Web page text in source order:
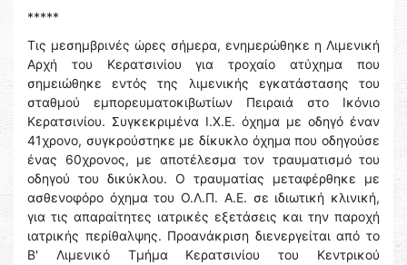
*****
Τις μεσημβρινές ώρες σήμερα, ενημερώθηκε η Λιμενική
Αρχή του Κερατσινίου για τροχαίο ατύχημα που
σημειώθηκε εντός της λιμενικής εγκατάστασης του
σταθμού εμπορευματοκιβωτίων Πειραιά στο Ικόνιο
Κερατσινίου. Συγκεκριμένα Ι.Χ.Ε. όχημα με οδηγό έναν
41χρονο, συγκρούστηκε με δίκυκλο όχημα που οδηγούσε
ένας 60χρονος, με αποτέλεσμα τον τραυματισμό του
οδηγού του δικύκλου. Ο τραυματίας μεταφέρθηκε με
ασθενοφόρο όχημα του Ο.Λ.Π. Α.Ε. σε ιδιωτική κλινική,
για τις απαραίτητες ιατρικές εξετάσεις και την παροχή
ιατρικής περίθαλψης. Προανάκριση διενεργείται από το
Β' Λιμενικό Τμήμα Κερατσινίου του Κεντρικού